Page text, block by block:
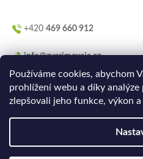
Používáme cookies, abychom
prohlížení webu a díky
zlepšovali jeho funkce, výkon
+420 469 660 912
info@zverimexaja.cz
Vytvořilo